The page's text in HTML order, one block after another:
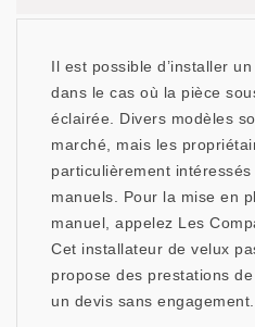
Il est possible d’installer
dans le cas où la pièce
éclairée. Divers modèles
marché, mais les
particulièrement
manuels. Pour la mise en
manuel, appelez Les
Cet installateur de velux
propose des prestations
un devis sans engagement.